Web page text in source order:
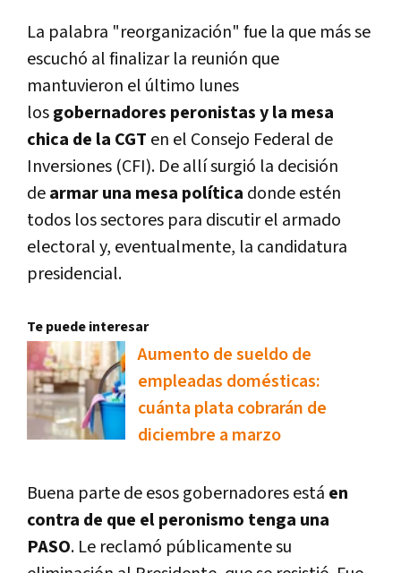
La palabra "reorganización" fue la que más se
escuchó al finalizar la reunión que
mantuvieron el último lunes
losgobernadores peronistas y la mesa
chica de la CGT en el Consejo Federal de
Inversiones (CFI). De allí surgió la decisión
dearmar una mesa política donde estén
todos los sectores para discutir el armado
electoral y, eventualmente, la candidatura
presidencial.
Te puede interesar
Aumento de sueldo de
empleadas domésticas:
cuánta plata cobrarán de
diciembre a marzo
Buena parte de esos gobernadores está en
contra de que el peronismo tenga una
PASO. Le reclamó públicamente su